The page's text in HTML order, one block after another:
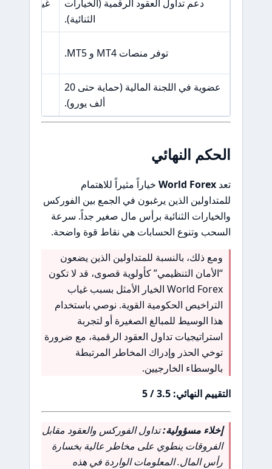
دعم تداول العقود الرقمية (الخيارات
الثنائية).
توفر منصات MT4 و MT5.
عضوية في اللجنة المالية (حماية حتى 20
ألف يورو).
الحكم النهائي
تعدWorld Forex خياراً مثيراً للاهتمام
للمتداولين الذين يرغبون في الجمع بين الفوركس
والخيارات الثنائية برأس مال صغير جداً. سرعة
السحب وتنوع الحسابات هي نقاط قوة واضحة.
ومع ذلك، بالنسبة للمتداولين الذين يضعون
“الأمان التنظيمي” كأولوية قصوى، قد لا تكون
World Forex الخيار الأمثل بسبب غياب
التراخيص الحكومية القوية. نوصي باستخدام
هذا الوسيط للمبالغ الصغيرة أو لتجربة
استراتيجيات تداول العقود الرقمية، مع ضرورة
توخي الحذر وإدراك المخاطر المرتبطة
بالوسطاء الخارجيين.
التقييم النهائي: 3.5 / 5
إخلاء مسؤولية:تداول الفوركس والعقود مقابل
الفروقات ينطوي على مخاطر عالية بخسارة
رأس المال. المعلومات الواردة في هذه